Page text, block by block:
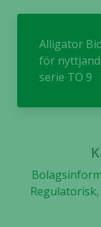
Alligator
för
serie TO 9
Regulatorisk,